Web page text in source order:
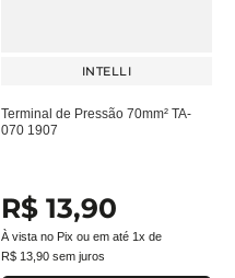
INTELLI
Terminal de Pressão 70mm² TA-
070 1907
R$ 13,90
À vista no Pix ou em até 1x de
R$ 13 90 sem juros